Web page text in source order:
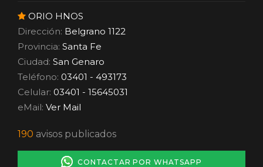
ORIO HNOS
Dirección: Belgrano 1122
Provincia: Santa Fe
Ciudad: San Genaro
Teléfono: 03401 - 493173
Celular: 03401 - 15645031
eMail: Ver Mail
190 avisos publicados
CONTACTAR POR WHATSAPP